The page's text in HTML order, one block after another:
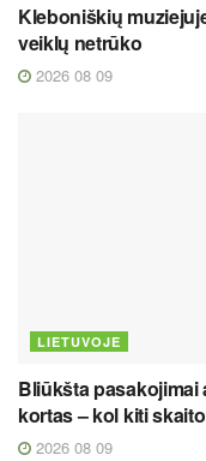
Kleboniškių
veiklų netrūko
2026 08 09
LIETUVOJE
Bliūkšta pasakojimai
kortas – kol kiti
2026 08 09